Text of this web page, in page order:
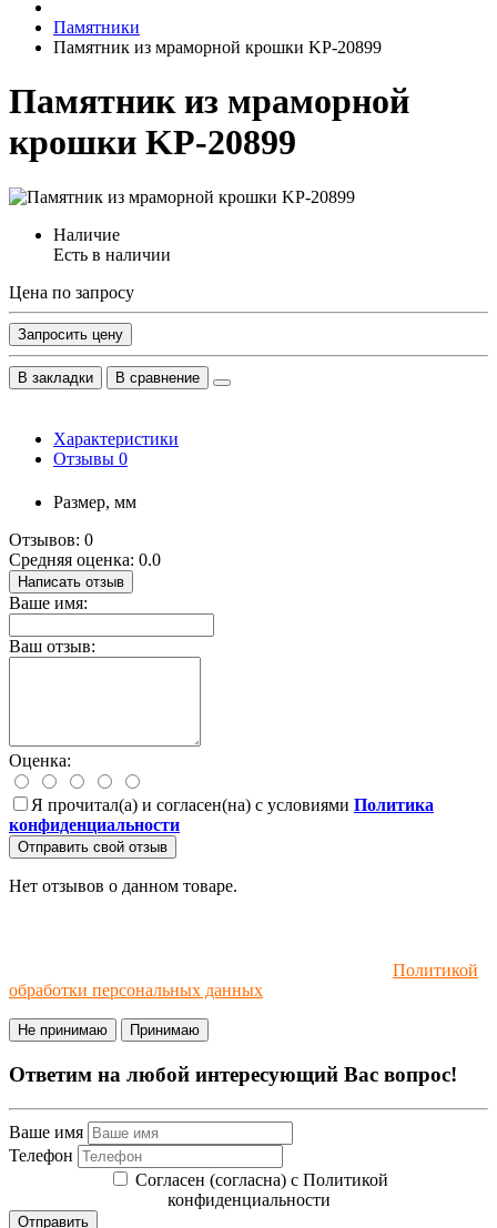
Памятники
Памятник из мраморной крошки KP-20899
Памятник из мраморной
крошки KP-20899
Наличие
Есть в наличии
Цена по запросу
Запросить цену
В закладки В сравнение
Характеристики
Отзывы 0
Размер, мм
Отзывов: 0
Средняя оценка: 0.0
Написать отзыв
Ваше имя:
Ваш отзыв:
Оценка:
Я прочитал(а) и согласен(на) с условиями Политика
конфиденциальности
Отправить свой отзыв
Нет отзывов о данном товаре.
Политикой
обработки персональных данных
Не принимаю Принимаю
Ответим на любой интересующий Вас вопрос!
Ваше имя
Телефон
Согласен (согласна) с Политикой
конфиденциальности
Отправить